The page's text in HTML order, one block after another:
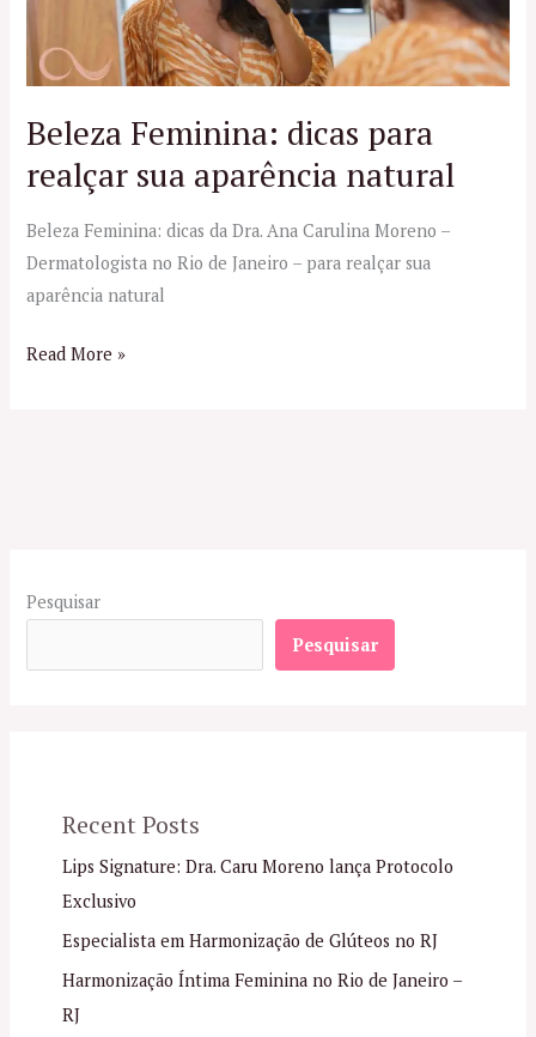
Beleza Feminina: dicas para
realçar sua aparência natural
Beleza Feminina: dicas da Dra. Ana Carulina Moreno –
Dermatologista no Rio de Janeiro – para realçar sua
aparência natural
aparência
natural
Read More »
Pesquisar
Pesquisar
Recent Posts
Lips Signature: Dra. Caru Moreno lança Protocolo
Exclusivo
Especialista em Harmonização de Glúteos no RJ
Harmonização Íntima Feminina no Rio de Janeiro –
RJ